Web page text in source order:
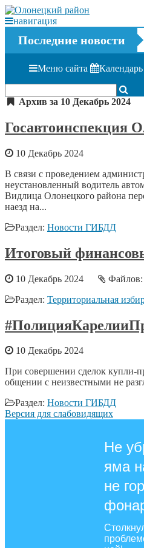
навигация
Последние новости
Меню сайта Календарь
Архив за 10 Декабрь 2024
Госавтоинспекция
10 Декабрь 2024
В связи с проведением
неустановленный водитель
Видлица Олонецкого района
наезд на...
Раздел: Новости ГИБДД
Итоговый
10 Декабрь 2024
Раздел: Территориальная
10 Декабрь 2024
При совершении сделок купли-
общении с неизвестными не
Раздел: Новости ГИБДД
Версия для слабовидящих
Не
яма
не